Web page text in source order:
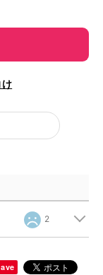
2